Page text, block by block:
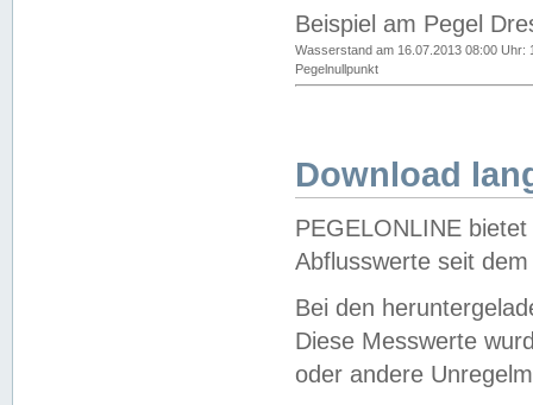
Beispiel am Pegel
Wasserstand am 16.07.2013 08:00 Uhr:
Pegelnullpunkt
Download
PEGELONLINE
Abflusswerte seit
Bei den
Diese Messwerte
oder andere